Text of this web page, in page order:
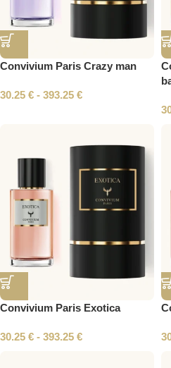
Convivium Paris Crazy man
30.25 € - 393.25 €
Convivium Paris Exotica
30.25 € - 393.25 €